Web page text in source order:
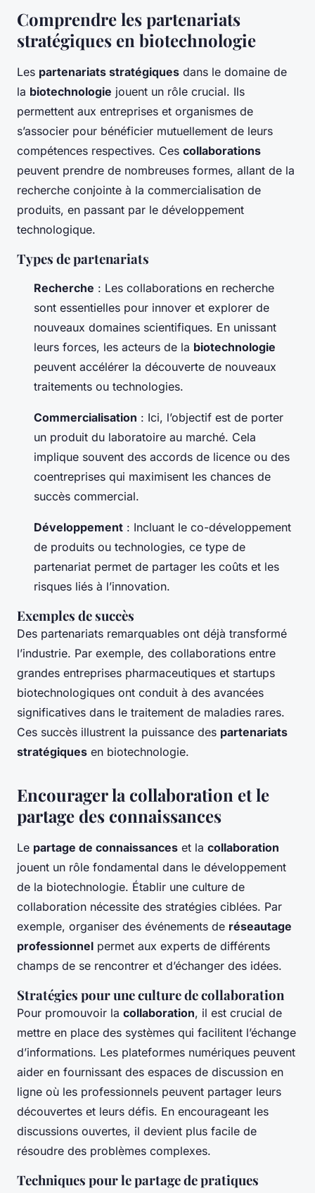
Comprendre les partenariats
stratégiques en biotechnologie
Les partenariats stratégiques dans le domaine de
la biotechnologie jouent un rôle crucial. Ils
permettent aux entreprises et organismes de
s’associer pour bénéficier mutuellement de leurs
compétences respectives. Ces collaborations
peuvent prendre de nombreuses formes, allant de la
recherche conjointe à la commercialisation de
produits, en passant par le développement
technologique.
Types de partenariats
Recherche : Les collaborations en recherche
sont essentielles pour innover et explorer de
nouveaux domaines scientifiques. En unissant
leurs forces, les acteurs de la biotechnologie
peuvent accélérer la découverte de nouveaux
traitements ou technologies.
Commercialisation : Ici, l’objectif est de porter
un produit du laboratoire au marché. Cela
implique souvent des accords de licence ou des
coentreprises qui maximisent les chances de
succès commercial.
Développement : Incluant le co-développement
de produits ou technologies, ce type de
partenariat permet de partager les coûts et les
risques liés à l’innovation.
Exemples de succès
Des partenariats remarquables ont déjà transformé
l’industrie. Par exemple, des collaborations entre
grandes entreprises pharmaceutiques et startups
biotechnologiques ont conduit à des avancées
significatives dans le traitement de maladies rares.
Ces succès illustrent la puissance des partenariats
stratégiques en biotechnologie.
Encourager la collaboration et le
partage des connaissances
Le partage de connaissances et la collaboration
jouent un rôle fondamental dans le développement
de la biotechnologie. Établir une culture de
collaboration nécessite des stratégies ciblées. Par
exemple, organiser des événements de réseautage
professionnel permet aux experts de différents
champs de se rencontrer et d’échanger des idées.
Stratégies pour une culture de collaboration
Pour promouvoir la collaboration, il est crucial de
mettre en place des systèmes qui facilitent l’échange
d’informations. Les plateformes numériques peuvent
aider en fournissant des espaces de discussion en
ligne où les professionnels peuvent partager leurs
découvertes et leurs défis. En encourageant les
discussions ouvertes, il devient plus facile de
résoudre des problèmes complexes.
Techniques pour le partage de pratiques